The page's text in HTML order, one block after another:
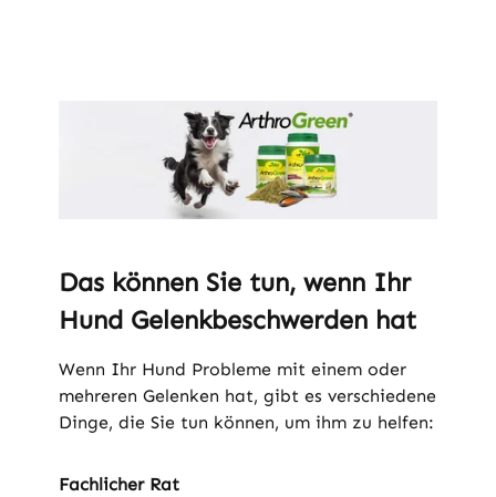
Das können Sie tun, wenn Ihr
Hund Gelenkbeschwerden hat
Wenn Ihr Hund Probleme mit einem oder
mehreren Gelenken hat, gibt es verschiedene
Dinge, die Sie tun können, um ihm zu helfen:
Fachlicher Rat